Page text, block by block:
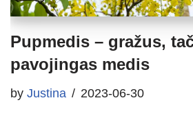
Pupmedis – gražus,
pavojingas medis
by Justina 2023-06-30